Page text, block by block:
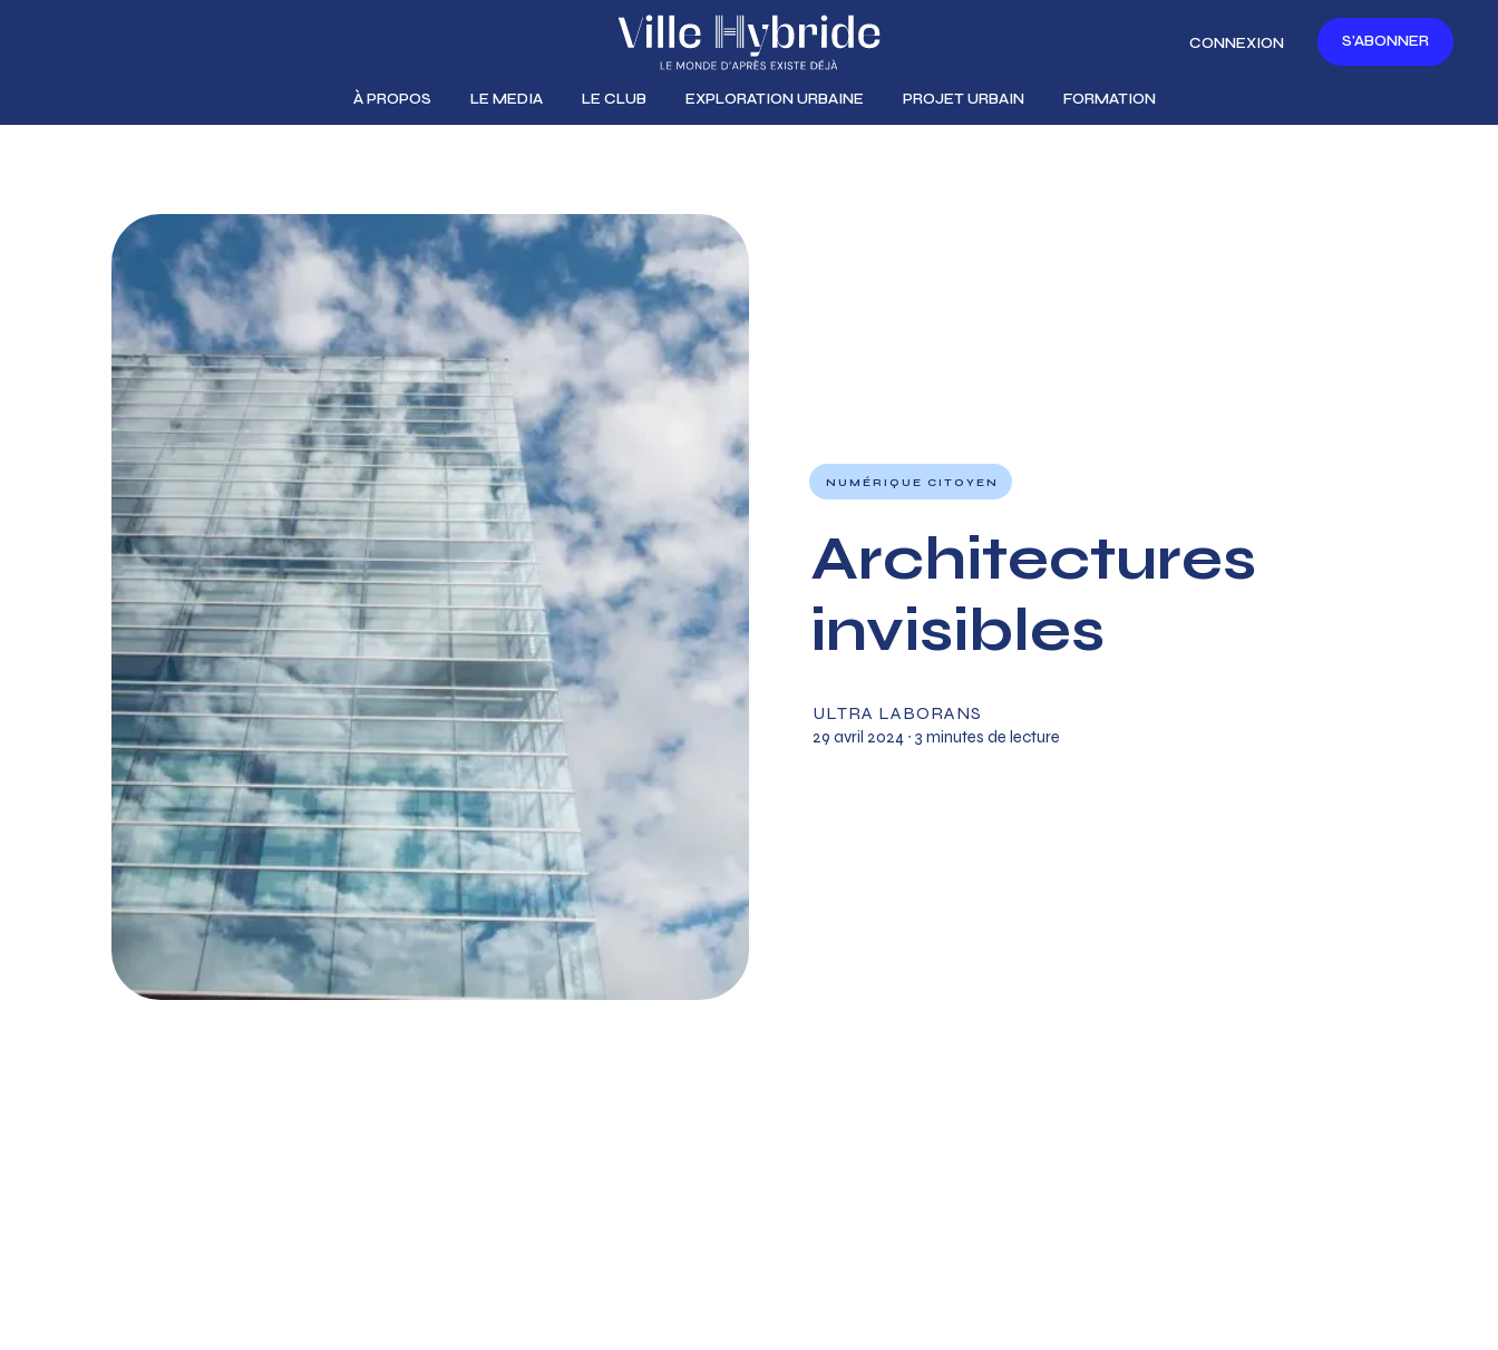
CONNEXION S'ABONNER
À PROPOS LE MEDIA LE CLUB EXPLORATION URBAINE PROJET URBAIN FORMATION
NUMÉRIQUE CITOYEN
Architectures
invisibles
ULTRA LABORANS
29 avril 2024 ∙ 3 minutes de lecture